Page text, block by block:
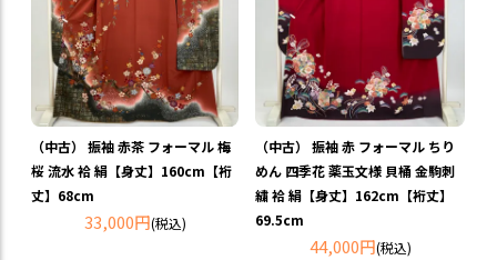
（中古） 振袖 赤茶 フォーマル 梅
桜 流水 袷 絹【身丈】160cm【裄
丈】68cm
33,000円(税込)
（中古） 振袖 赤 フォーマル ちり
めん 四季花 薬玉文様 貝桶 金駒刺
繍 袷 絹【身丈】162cm【裄丈】
69.5cm
44,000円(税込)